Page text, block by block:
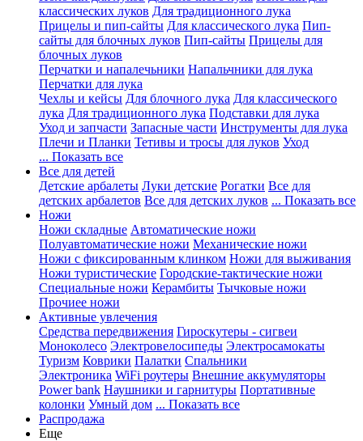
классических луков Для традиционного лука
Прицелы и пип-сайты Для классического лука Пип-
сайты для блочных луков Пип-сайты Прицелы для
блочных луков
Перчатки и напалечьники Напальчники для лука
Перчатки для лука
Чехлы и кейсы Для блочного лука Для классического
лука Для традиционного лука Подставки для лука
Уход и запчасти Запасные части Инструменты для лука
Плечи и Планки Тетивы и тросы для луков Уход
... Показать все
Все для детей
Детские арбалеты Луки детские Рогатки Все для
детских арбалетов Все для детских луков ... Показать все
Ножи
Ножи складные Автоматические ножи
Полуавтоматические ножи Механические ножи
Ножи с фиксированным клинком Ножи для выживания
Ножи туристические Городские-тактические ножи
Специальные ножи Керамбиты Тычковые ножи
Прочиее ножи
Активные увлечения
Средства передвижения Гироскутеры - сигвеи
Моноколесо Электровелосипеды Электросамокаты
Туризм Коврики Палатки Спальники
Электроника WiFi роутеры Внешние аккумуляторы
Power bank Наушники и гарнитуры Портативные
колонки Умный дом ... Показать все
Распродажа
Еще